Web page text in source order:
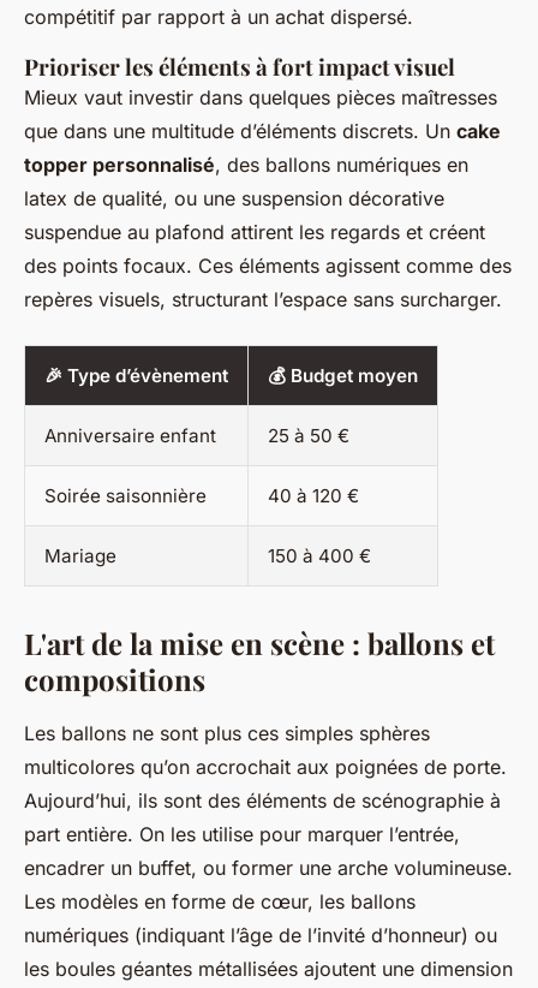
compétitif par rapport à un achat dispersé.
Prioriser les éléments à fort impact visuel
Mieux vaut investir dans quelques pièces maîtresses
que dans une multitude d’éléments discrets. Un cake
topper personnalisé, des ballons numériques en
latex de qualité, ou une suspension décorative
suspendue au plafond attirent les regards et créent
des points focaux. Ces éléments agissent comme des
repères visuels, structurant l’espace sans surcharger.
🎉 Type d’évènement 💰 Budget moyen
Anniversaire enfant 25 à 50 €
Soirée saisonnière 40 à 120 €
Mariage 150 à 400 €
L'art de la mise en scène : ballons et
compositions
Les ballons ne sont plus ces simples sphères
multicolores qu’on accrochait aux poignées de porte.
Aujourd’hui, ils sont des éléments de scénographie à
part entière. On les utilise pour marquer l’entrée,
encadrer un buffet, ou former une arche volumineuse.
Les modèles en forme de cœur, les ballons
numériques (indiquant l’âge de l’invité d’honneur) ou
les boules géantes métallisées ajoutent une dimension